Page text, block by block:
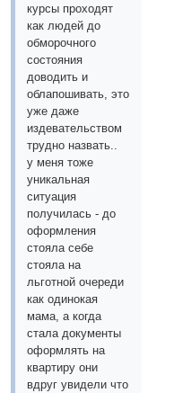
курсы проходят
как людей до
обморочного
состояния
доводить и
облапошивать, это
уже даже
издевательством
трудно назвать..
у меня тоже
уникальная
ситуация
получилась - до
оформления
стояла себе
стояла на
льготной очереди
как одинокая
мама, а когда
стала документы
оформлять на
квартиру они
вдруг увидели что